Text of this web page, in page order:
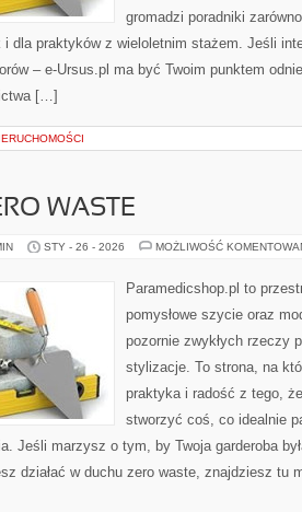
gromadzi poradniki
dla praktyków z wieloletnim stażem. Jeśli
– e-Ursus.pl ma być Twoim punktem
[…]
WASTE
STY - 26 - 2026 MOŻLIWOŚĆ
Paramedicshop.pl to
pomysłowe szycie oraz
pozornie zwykłych rzeczy
stylizacje. To strona, na
praktyka i radość z tego,
stworzyć coś, co idealnie
Jeśli marzysz o tym, by Twoja garderoba
działać w duchu zero waste, znajdziesz tu